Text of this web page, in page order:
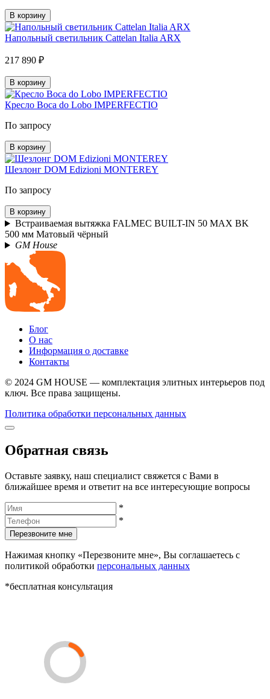
В корзину
Напольный светильник Cattelan Italia ARX
217 890 ₽
В корзину
Кресло Boca do Lobo IMPERFECTIO
По запросу
В корзину
Шезлонг DOM Edizioni MONTEREY
По запросу
В корзину
Встраиваемая вытяжка FALMEC BUILT-IN 50 MAX BK
500 мм Матовый чёрный
GM House
Блог
О нас
Информация о доставке
Контакты
© 2024 GM HOUSE — комплектация элитных интерьеров под
ключ. Все права защищены.
Политика обработки персональных данных
Обратная связь
Оставьте заявку, наш специалист свяжется с Вами в
ближайшее время и ответит на все интересующие вопросы
*
*
Перезвоните мне
Нажимая кнопку «Перезвоните мне», Вы соглашаетесь с
политикой обработки персональных данных
*бесплатная консультация